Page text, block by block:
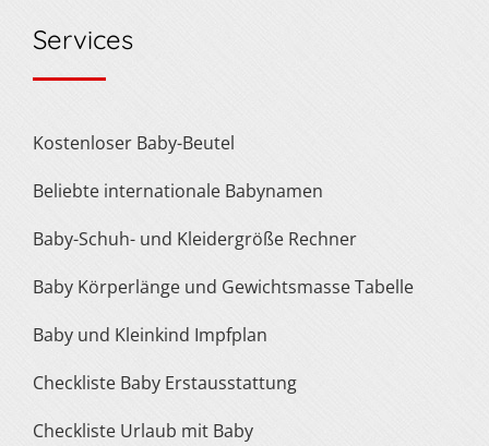
Services
Kostenloser Baby-Beutel
Beliebte internationale Babynamen
Baby-Schuh- und Kleidergröße Rechner
Baby Körperlänge und Gewichtsmasse Tabelle
Baby und Kleinkind Impfplan
Checkliste Baby Erstausstattung
Checkliste Urlaub mit Baby